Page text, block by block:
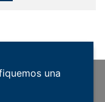
una